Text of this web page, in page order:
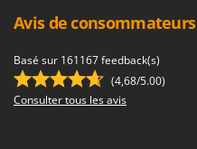
Santos
Sbaraglia
Avis de consommateurs
Basé sur 161167 feedback(s)
(4,68/5.00)
Consulter tous les avis